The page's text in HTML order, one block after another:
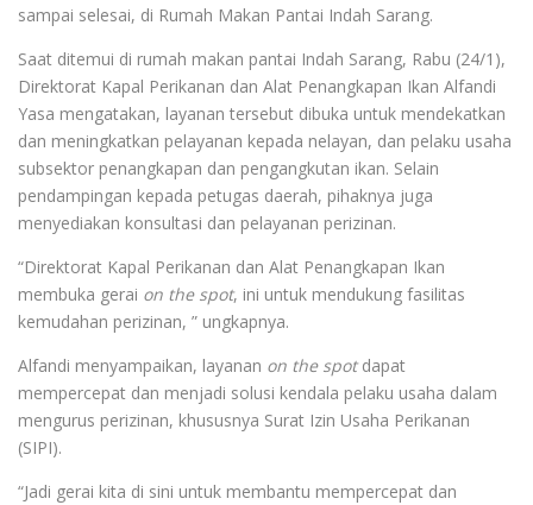
sampai selesai, di Rumah Makan Pantai Indah Sarang.
Saat ditemui di rumah makan pantai Indah Sarang, Rabu (24/1),
Direktorat Kapal Perikanan dan Alat Penangkapan Ikan Alfandi
Yasa mengatakan, layanan tersebut dibuka untuk mendekatkan
dan meningkatkan pelayanan kepada nelayan, dan pelaku usaha
subsektor penangkapan dan pengangkutan ikan. Selain
pendampingan kepada petugas daerah, pihaknya juga
menyediakan konsultasi dan pelayanan perizinan.
“Direktorat Kapal Perikanan dan Alat Penangkapan Ikan
membuka gerai on the spot, ini untuk mendukung fasilitas
kemudahan perizinan, ” ungkapnya.
Alfandi menyampaikan, layanan on the spotdapat
mempercepat dan menjadi solusi kendala pelaku usaha dalam
mengurus perizinan, khususnya Surat Izin Usaha Perikanan
(SIPI).
“Jadi gerai kita di sini untuk membantu mempercepat dan